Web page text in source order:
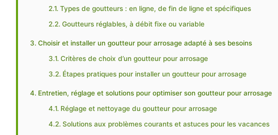
Types de goutteurs : en ligne, de fin de ligne et spécifiques
Goutteurs réglables, à débit fixe ou variable
Choisir et installer un goutteur pour arrosage adapté à ses besoins
Critères de choix d’un goutteur pour arrosage
Étapes pratiques pour installer un goutteur pour arrosage
Entretien, réglage et solutions pour optimiser son goutteur pour arrosage
Réglage et nettoyage du goutteur pour arrosage
Solutions aux problèmes courants et astuces pour les vacances